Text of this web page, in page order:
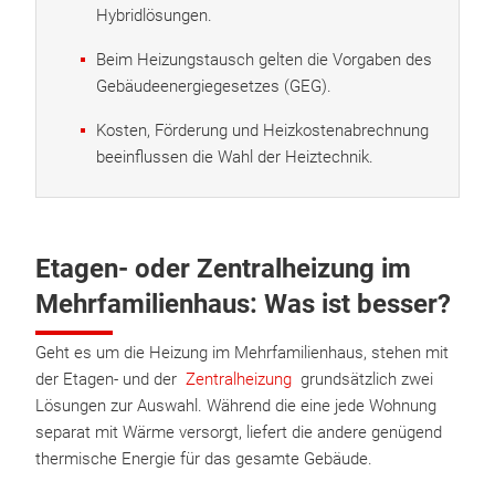
Hybridlösungen.
Beim Heizungstausch gelten die Vorgaben des
Gebäudeenergiegesetzes (GEG).
Kosten, Förderung und Heizkostenabrechnung
beeinflussen die Wahl der Heiztechnik.
Etagen- oder Zentralheizung im
Mehrfamilienhaus: Was ist besser?
Geht es um die Heizung im Mehrfamilienhaus, stehen mit
der Etagen- und der Zentralheizung grundsätzlich zwei
Lösungen zur Auswahl. Während die eine jede Wohnung
separat mit Wärme versorgt, liefert die andere genügend
thermische Energie für das gesamte Gebäude.